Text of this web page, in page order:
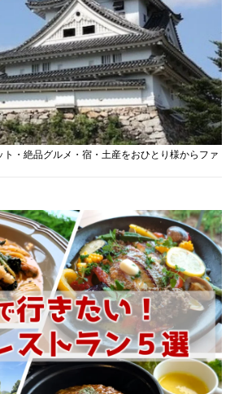
ト・絶品グルメ・宿・土産をおひとり様からファ